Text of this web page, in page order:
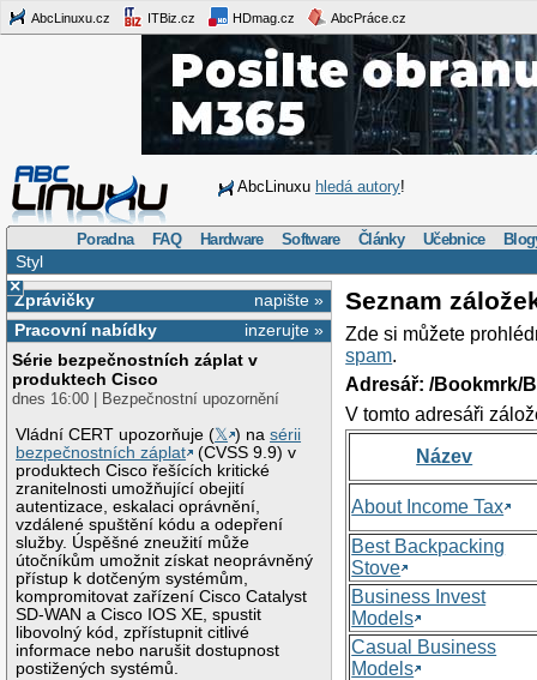
AbcLinuxu.cz ITBiz.cz HDmag.cz AbcPráce.cz
AbcLinuxu hledá autory!
Poradna FAQ Hardware Software Články Učebnice
Styl
×
napište »
Zprávičky
inzerujte »
Pracovní nabídky
Série bezpečnostních záplat v
produktech Cisco
dnes 16:00 | Bezpečnostní upozornění
Vládní CERT upozorňuje (𝕏 ) nasérii
bezpečnostních záplat
(CVSS 9.9) v
produktech Cisco řešících kritické
zranitelnosti umožňující obejití
autentizace, eskalaci oprávnění,
vzdálené spuštění kódu a odepření
služby. Úspěšné zneužití může
útočníkům umožnit získat neoprávněný
přístup k dotčeným systémům,
kompromitovat zařízení Cisco Catalyst
SD-WAN a Cisco IOS XE, spustit
libovolný kód, zpřístupnit citlivé
informace nebo narušit dostupnost
postižených systémů.
Seznam
Zde si můžete
spam.
Adresář: /Bookmrk/
V tomto adresáři
Název
About Income Tax
Best Backpacking
Stove
Business Invest
Models
Casual Business
Models